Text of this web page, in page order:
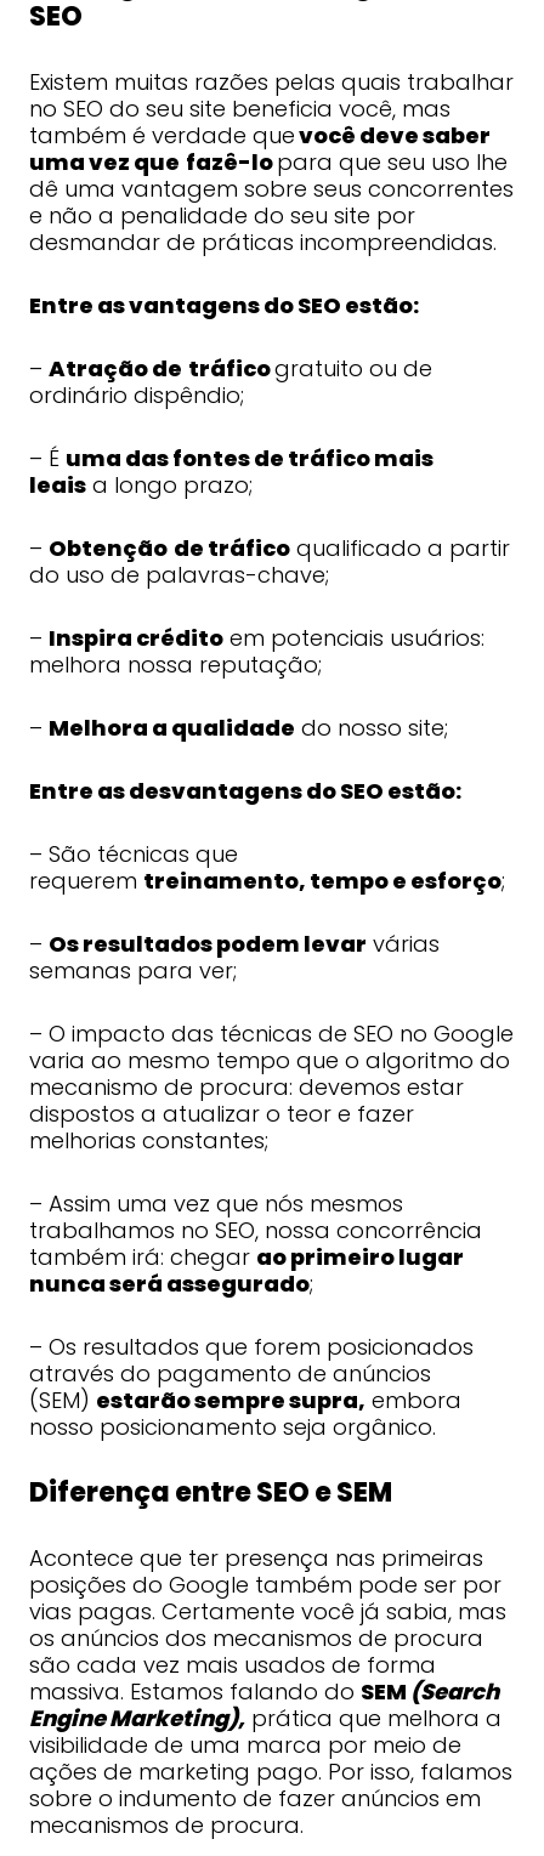
SEO
Existem muitas razões pelas quais trabalhar
no SEO do seu site beneficia você, mas
também é verdade quevocê deve saber
uma vez que fazê-lopara que seu uso lhe
dê uma vantagem sobre seus concorrentes
e não a penalidade do seu site por
desmandar de práticas incompreendidas.
Entre as vantagens do SEO estão:
– Atração de tráficogratuito ou de
ordinário dispêndio;
– É uma das fontes de tráfico mais
leaisa longo prazo;
– Obtenção de tráficoqualificado a partir
do uso de palavras-chave;
– Inspira créditoem potenciais usuários:
melhora nossa reputação;
– Melhora a qualidade do nosso site;
Entre as desvantagens do SEO estão:
– São técnicas que
requerem treinamento, tempo e esforço;
– Os resultados podem levar várias
semanas para ver;
– O impacto das técnicas de SEO no Google
varia ao mesmo tempo que o algoritmo do
mecanismo de procura: devemos estar
dispostos a atualizar o teor e fazer
melhorias constantes;
– Assim uma vez que nós mesmos
trabalhamos no SEO, nossa concorrência
também irá: chegar ao primeiro lugar
nunca será assegurado;
– Os resultados que forem posicionados
através do pagamento de anúncios
(SEM) estarão sempre supra, embora
nosso posicionamento seja orgânico.
Diferença entre SEO e SEM
Acontece que ter presença nas primeiras
posições do Google também pode ser por
vias pagas. Certamente você já sabia, mas
os anúncios dos mecanismos de procura
são cada vez mais usados de forma
massiva. Estamos falando do SEM (Search
Engine Marketing),prática que melhora a
visibilidade de uma marca por meio de
ações de marketing pago. Por isso, falamos
sobre o indumento de fazer anúncios em
mecanismos de procura.